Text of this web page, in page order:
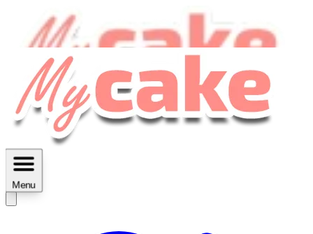
MyCake Academy c'est :
des fiches imprimables ...
Découvrir
Menu